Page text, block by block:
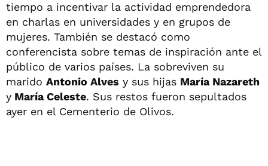
tiempo a incentivar la actividad emprendedora
en charlas en universidades y en grupos de
mujeres. También se destacó como
conferencista sobre temas de inspiración ante el
público de varios países. La sobreviven su
marido Antonio Alves y sus hijas María Nazareth
y María Celeste. Sus restos fueron sepultados
ayer en el Cementerio de Olivos.